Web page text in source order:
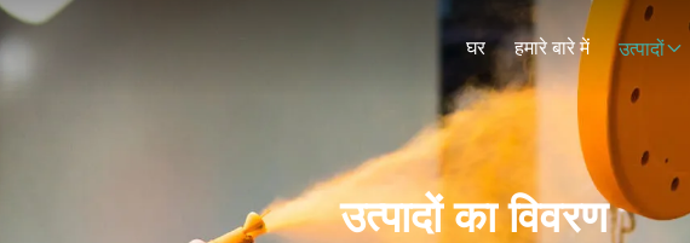
घर हमारे बारे में उत्पादों
उत्पादों का विवरण